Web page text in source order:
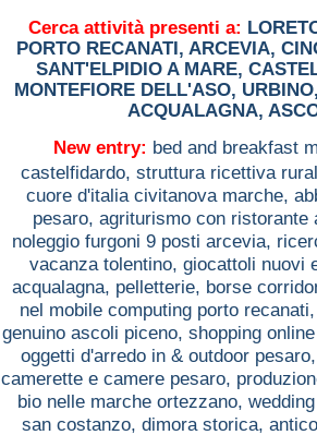
Cerca attività presenti a:
PORTO RECANATI, ARCEVIA,
SANT'ELPIDIO A MARE,
MONTEFIORE DELL'ASO, URBINO
ACQUALAGNA,
New entry: bed and breakfast
castelfidardo, struttura ricettiva
cuore d'italia civitanova marche,
pesaro, agriturismo con ristorante
noleggio furgoni 9 posti arcevia,
vacanza tolentino, giocattoli nuovi
acqualagna, pelletterie, borse
nel mobile computing porto
genuino ascoli piceno, shopping
oggetti d'arredo in & outdoor
camerette e camere pesaro,
bio nelle marche ortezzano,
san costanzo, dimora storica,